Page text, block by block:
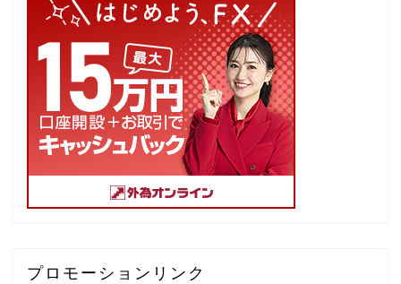
プロモーションリンク